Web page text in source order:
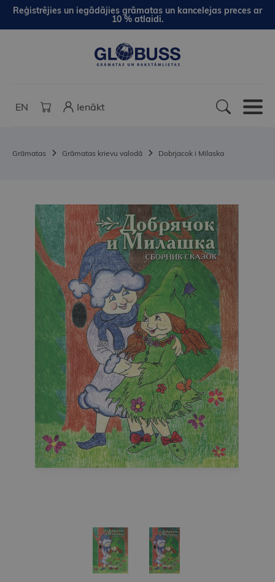
Reģistrējies un iegādājies grāmatas un kancelejas preces ar
10 % atlaidi.
EN Ienākt
Grāmatas Grāmatas krievu valodā Dobrjacok i Milaska